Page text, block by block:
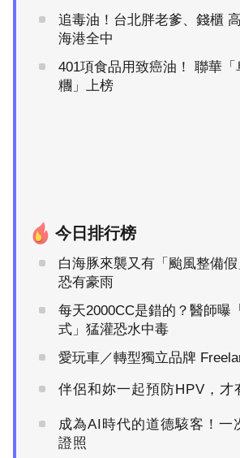
追毒油！台北胖老爹、錢櫃
海港全中
401項食品用致癌油！ 聯華「
糰」上榜
今日排行榜
白海豚來襲又有「颱風整備
恐有豪雨
每天2000CC是錯的？醫師曝
式」猛灌恐水中毒
愛玩車／轉型獨立品牌
伴侶和妳一起預防HPV，才
成為AI時代的道德駭客！一
證照